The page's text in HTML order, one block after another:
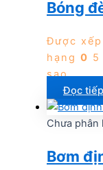
Bóng
Được xếp
hạng 0 5
sao
Đọc tiếp
Chưa phân
Bơm